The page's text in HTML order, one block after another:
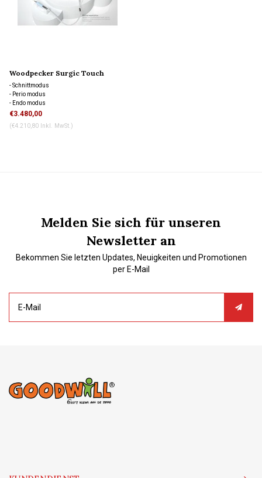
Woodpecker Surgic Touch
- Schnittmodus
- Perio modus
- Endo modus
- Selbstreinigungsmodus
€3.480,00
(€4.210,80 Inkl. MwSt.)
Melden Sie sich für unseren
Newsletter an
Bekommen Sie letzten Updates, Neuigkeiten und Promotionen
per E-Mail